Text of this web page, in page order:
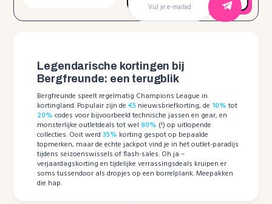
Legendarische kortingen bij
Bergfreunde: een terugblik
Bergfreunde speelt regelmatig Champions League in
kortingland. Populair zijn de€5 nieuwsbriefkorting, de 10% tot
20% codes voor bijvoorbeeld technische jassen en gear, en
monsterlijke outletdeals tot wel 80% (!) op uitlopende
collecties. Ooit werd35% korting gespot op bepaalde
topmerken, maar de echte jackpot vind je in het outlet-paradijs
tijdens seizoenswissels of flash-sales. Oh ja –
verjaardagskorting en tijdelijke verrassingsdeals kruipen er
soms tussendoor als dropjes op een borrelplank. Meepakken
die hap.